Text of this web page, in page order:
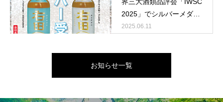
2025」でシルバーメダル
獲得
2025.06.11
お知らせ一覧